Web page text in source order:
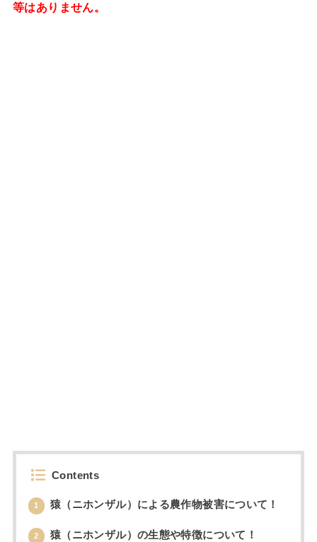
等はありません。
Contents
1 猿（ニホンザル）による農作物被害について！
2 猿（ニホンザル）の生態や特徴について！